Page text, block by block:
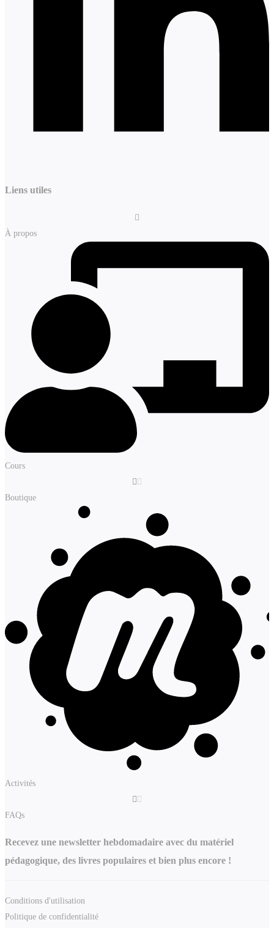
Liens utiles
À propos
Cours
Boutique
Activités
FAQs
Recevez une newsletter hebdomadaire avec du matériel
pédagogique, des livres populaires et bien plus encore !
Conditions d'utilisation
Politique de confidentialité